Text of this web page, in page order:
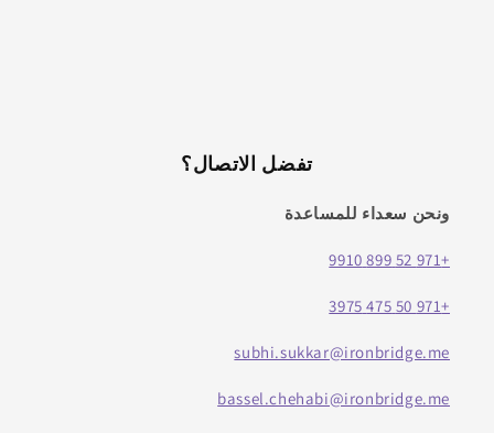
تفضل الاتصال؟
ونحن سعداء للمساعدة
+971 52 899 9910
+971 50 475 3975
subhi.sukkar@ironbridge.me
bassel.chehabi@ironbridge.me